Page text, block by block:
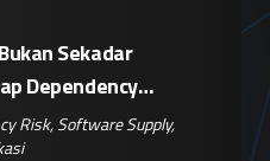
Sekadar
Dependency
Bisnis
Risk,Software Supply,